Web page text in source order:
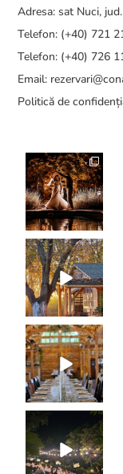
Adresa: sat Nuci,
Telefon: (+40) 721
Telefon: (+40) 726
Email:
Politică de